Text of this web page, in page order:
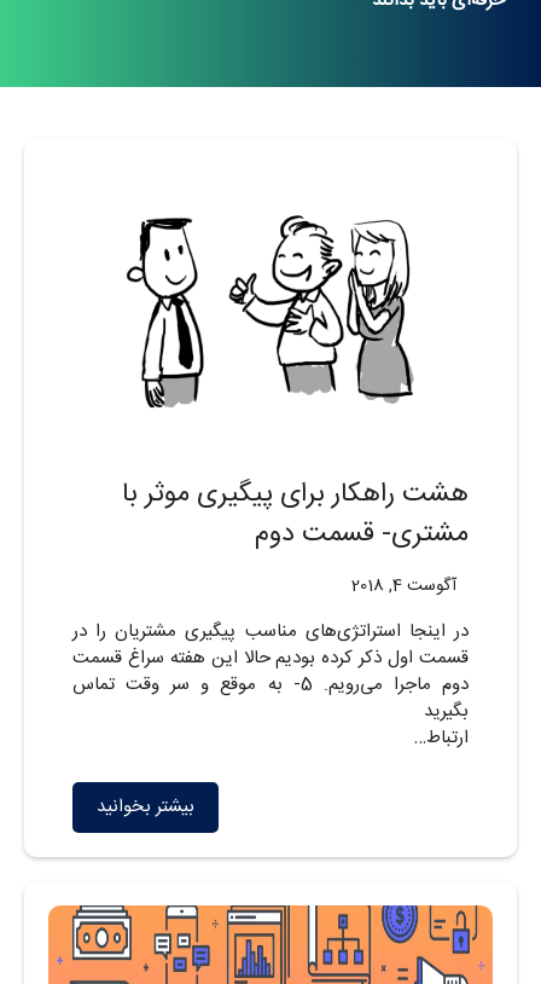
هشت راهکار برای پیگیری موثر با
مشتری- قسمت دوم
آگوست 4, 2018
در اینجا استراتژی‌های مناسب پیگیری مشتریان را در
قسمت اول ذکر کرده بودیم حالا این هفته سراغ قسمت
دوم ماجرا می‌رویم. 5- به موقع و سر وقت تماس
بگیرید
ارتباط…
بیشتر بخوانید